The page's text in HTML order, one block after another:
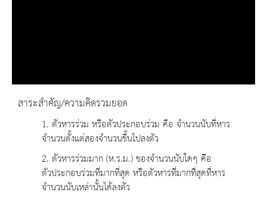
สาระสำคัญ/ความคิดรวมยอด
1. ตัวหารร่วม หรือตัวประกอบร่วม คือ จำนวนนับที่หาร
จำนวนตั้งแต่สองจำนวนขึ้นไปลงตัว
2. ตัวหารร่วมมาก (ห.ร.ม.) ของจำนวนนับใดๆ คือ
ตัวประกอบร่วมที่มากที่สุด หรือตัวหารที่มากที่สุดที่หาร
จำนวนนับเหล่านั้นได้ลงตัว